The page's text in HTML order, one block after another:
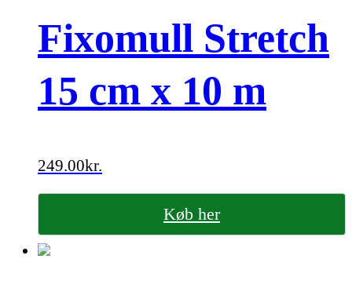
Fixomull Stretch
15 cm x 10 m
249.00kr.
Køb her